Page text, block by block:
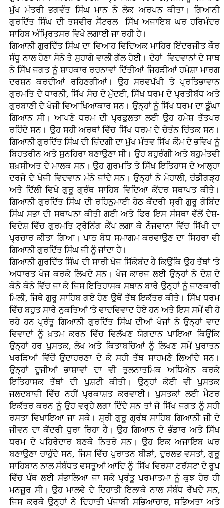
ਮੁੱਖ ਮੰਤਰੀ ਭਗਵੰਤ ਸਿੰਘ ਮਾਨ ਨੇ ਲੋਕ ਅਰਪਨ ਕੀਤਾ। ਗਿਆਨੀ
ਗੁਰਦਿੱਤ ਸਿੰਘ ਦੀ ਤਸਵੀਰ ਸੈਂਟਰਲ ਸਿੱਖ ਅਜਾਇਬ ਘਰ ਹਰਿਮੰਦਰ
ਸਾਹਿਬ ਅੰਮ੍ਰਿਤਸਰ ਵਿਖੇ ਲਗਾਈ ਜਾ ਰਹੀ ਹੈ।
ਗਿਆਨੀ ਗੁਰਦਿੱਤ ਸਿੰਘ ਦਾ ਵਿਆਹ ਵਿਦਿਅਕ ਮਾਹਿਰ ਇੰਦਰਜੀਤ ਕੌਰ
ਸੰਧੂ ਨਾਲ ਹੋਣਾ ਸੋਨੇ ਤੇ ਸੁਹਾਗੇ ਵਾਲੀ ਗੱਲ ਹੋਈ। ਦੋਹਾਂ ਵਿਦਵਾਨਾਂ ਦੇ ਸਾਥ
ਨੇ ਸਿੱਖ ਜਗਤ ਨੂੰ ਸ਼ਾਹਕਾਰ ਰਚਨਾਵਾਂ ਦਿੱਤੀਆਂ ਜਿਹੜੀਆਂ ਹਮੇਸ਼ਾ ਮਾਰਗ
ਦਰਸ਼ਨ ਕਰਦੀਆਂ ਰਹਿਣਗੀਆਂ। ਉਹ ਸਰਵਪੱਖੀ ਤੇ ਪ੍ਰਤਿਭਾਵਾਨ
ਗੁਰਮਤਿ ਦੇ ਧਾਰਨੀ, ਸਿੱਖ ਸੋਚ ਦੇ ਮੁੱਦਈ, ਸਿੱਖ ਧਰਮ ਦੇ ਪ੍ਰਤੀਬੱਧ ਅਤੇ
ਗੁਰਬਾਣੀ ਦੇ ਖੋਜੀ ਵਿਆਖਿਆਕਾਰ ਸਨ। ਉਨ੍ਹਾਂ ਨੂੰ ਸਿੱਖ ਧਰਮ ਦਾ ਡੂੰਘਾ
ਗਿਆਨ ਸੀ। ਆਪਣੇ ਧਰਮ ਦੀ ਪ੍ਰਫੁਲਤਾ ਲਈ ਉਹ ਹਮੇਸ਼ ਤੱਤਪਰ
ਰਹਿੰਦੇ ਸਨ। ਉਹ ਸਹੀ ਅਰਥਾਂ ਵਿੱਚ ਸਿੱਖ ਧਰਮ ਦੇ ਚੇਤੰਨ ਚਿੰਤਕ ਸਨ।
ਗਿਆਨੀ ਗੁਰਦਿੱਤ ਸਿੰਘ ਦੀ ਜ਼ਿੰਦਗੀ ਦਾ ਮੁੱਖ ਮੰਤਵ ਸਿੱਖ ਕੌਮ ਦੇ ਭਵਿਖ ਨੂੰ
ਬਿਹਤਰੀਨ ਅਤੇ ਸੁਨਹਿਰਾ ਬਣਾਉਣਾ ਸੀ। ਉਹ ਬਹੁਰੰਗੀ ਅਤੇ ਬਹੁਮੰਤਵੀ
ਸ਼ਖ਼ਸੀਅਤ ਦੇ ਮਾਲਕ ਸਨ। ਉਹ ਗੁਰਮਤਿ ਤੇ ਸਿੱਖ ਇਤਿਹਾਸ ਦੇ ਆਲ੍ਹਾ
ਦਰਜੇ ਦੇ ਖੋਜੀ ਵਿਦਵਾਨ ਮੰਨੇ ਜਾਂਦੇ ਸਨ। ਉਨ੍ਹਾਂ ਨੇ ਮੋਹਾਲੀ, ਚੰਡੀਗੜ੍ਹ
ਅਤੇ ਦਿੱਲੀ ਵਿਖੇ ਗੁਰੂ ਗ੍ਰੰਥ ਸਾਹਿਬ ਵਿਦਿਆ ਕੇਂਦਰ ਸਥਾਪਤ ਕੀਤੇ।
ਗਿਆਨੀ ਗੁਰਦਿੱਤ ਸਿੰਘ ਦੀ ਰਹਿਨੁਮਾਈ ਹੇਠ ਕੇਂਦਰੀ ਸ੍ਰੀ ਗੁਰੂ ਗੋਬਿੰਦ
ਸਿੰਘ ਸਭਾ ਦੀ ਸਥਾਪਨਾ ਕੀਤੀ ਗਈ ਅਤੇ ਫਿਰ ਇਸ ਸੰਸਥਾ ਵੱਲੋਂ ਦੇਸ਼-
ਵਿਦੇਸ਼ ਵਿੱਚ ਗੁਰਮਤਿ ਟ੍ਰੇਨਿੰਗ ਕੈਂਪ ਲਗਾ ਕੇ ਨੌਜਵਾਨਾ ਵਿੱਚ ਸਿੱਖੀ ਦਾ
ਪ੍ਰਚਾਰ ਕੀਤਾ ਗਿਆ। ਪਾਠ ਬੋਧ ਸਮਾਗਮ ਕਰਵਾਉਣ ਦਾ ਸਿਹਰਾ ਵੀ
ਗਿਆਨੀ ਗੁਰਦਿੱਤ ਸਿੰਘ ਜੀ ਨੂੰ ਜਾਂਦਾ ਹੈ।
ਗਿਆਨੀ ਗੁਰਦਿੱਤ ਸਿੰਘ ਦੀ ਸਾਰੀ ਖੋਜ ਸਿੱਕੇਬੰਦ ਹੈ ਕਿਉਂਕਿ ਉਹ ਤੱਥਾਂ 'ਤੇ
ਅਧਾਰਤ ਖੋਜ ਕਰਕੇ ਲਿਖਦੇ ਸਨ। ਖੋਜ ਕਾਰਜ ਲਈ ਉਨ੍ਹਾਂ ਨੇ ਦੇਸ਼ ਦੇ
ਕੋਨੇ ਕੋਨੇ ਵਿੱਚ ਜਾ ਕੇ ਜਿਸ ਇਤਿਹਾਸਕ ਸਥਾਨ ਬਾਰੇ ਉਨ੍ਹਾਂ ਨੂੰ ਜਾਣਕਾਰੀ
ਮਿਲੀ, ਜਿਥੇ ਗੁਰੂ ਸਾਹਿਬ ਗਏ ਹੋਣ ਉਥੋਂ ਤੱਥ ਇਕੱਤਰ ਕੀਤੇ। ਸਿੱਖ ਧਰਮ
ਵਿੱਚ ਬਹੁਤ ਸਾਰੇ ਨੁਕਤਿਆਂ 'ਤੇ ਵਾਦਵਿਵਾਦ ਹੋਏ ਹਨ ਅਤੇ ਇਸ ਸਮੇਂ ਵੀ ਹੋ
ਰਹੇ ਹਨ ਪ੍ਰੰਤੂ ਗਿਆਨੀ ਗੁਰਦਿੱਤ ਸਿੰਘ ਦੀਆਂ ਖੋਜਾਂ ਨੇ ਉਨ੍ਹਾਂ ਵਾਦ
ਵਿਵਾਦਾਂ ਨੂੰ ਖ਼ਤਮ ਕਰਨ ਵਿੱਚ ਵਿਲੱਖਣ ਯੋਗਦਾਨ ਪਾਇਆ ਕਿਉਂਕਿ
ਉਨ੍ਹਾਂ ਹਰ ਪੁਸਤਕ, ਲੇਖ ਅਤੇ ਕਿਤਾਬਚਿਆਂ ਨੂੰ ਲਿਖਣ ਸਮੇਂ ਪੁਰਾਤਨ
ਖਰੜਿਆਂ ਵਿੱਚੋਂ ਉਦਾਹਰਣਾ ਦੇ ਕੇ ਸਹੀ ਤੱਥ ਸਾਹਮਣੇ ਲਿਆਂਦੇ ਸਨ।
ਉਨ੍ਹਾਂ ਦੂਜੀਆਂ ਭਾਸ਼ਾਵਾਂ ਦਾ ਵੀ ਤੁਲਨਾਤਮਿਕ ਅਧਿਐਨ ਕਰਕੇ
ਇਤਿਹਾਸਕ ਤੱਥਾਂ ਦੀ ਪੁਸ਼ਟੀ ਕੀਤੀ। ਉਨ੍ਹਾਂ ਕੋਈ ਵੀ ਪੁਸਤਕ
ਜਲਦਬਾਜ਼ੀ ਵਿੱਚ ਨਹੀਂ ਪ੍ਰਕਾਸ਼ਤ ਕਰਵਾਈ। ਪੁਸਤਕਾਂ ਲਈ ਮੈਟਰ
ਇਕੱਤਰ ਕਰਨ ਨੂੰ ਉਹ ਵਰ੍ਹੇ ਲਗਾ ਦਿੰਦੇ ਸਨ ਤਾਂ ਜੋ ਸਿੱਖ ਜਗਤ ਨੂੰ ਸਹੀ
ਰਸਤਾ ਵਿਖਾਇਆ ਜਾ ਸਕੇ। ਸ੍ਰੀ ਗੁਰੂ ਗ੍ਰੰਥ ਸਾਹਿਬ ਗਿਆਨੀ ਜੀ ਦੇ
ਜੀਵਨ ਦਾ ਕੇਂਦਰੀ ਧੁਰਾ ਰਿਹਾ ਹੈ। ਉਹ ਗਿਆਨ ਦੇ ਭੰਡਾਰ ਅਤੇ ਸਿੱਖ
ਧਰਮ ਦੇ ਪਹਿਰੇਦਾਰ ਬਣਕੇ ਨਿਤਰੇ ਸਨ। ਉਹ ਇਕ ਅਜਾਇਬ ਘਰ
ਬਣਾਉਣਾ ਚਾਹੁੰਦੇ ਸਨ, ਜਿਸ ਵਿੱਚ ਪੁਰਾਤਨ ਬੀੜਾਂ, ਦੁਰਲਭ ਵਸਤਾਂ, ਗੁਰੂ
ਸਾਹਿਬਾਨ ਨਾਲ ਸੰਬੰਧਤ ਵਸਤੂਆਂ ਆਦਿ ਨੂੰ 'ਸਿੱਖ ਵਿਰਸਾ ਟਰੱਸਟ' ਦੇ ਰੂਪ
ਵਿੱਚ ਪੰਥ ਲਈ ਸੰਭਾਲਿਆ ਜਾ ਸਕੇ ਪ੍ਰੰਤੂ ਪਰਮਾਤਮਾ ਨੂੰ ਕੁਝ ਹੋਰ ਹੀ
ਮਨਜ਼ੂਰ ਸੀ। ਉਹ ਮਾਲਵੇ ਦੇ ਦਿਹਾਤੀ ਇਲਾਕੇ ਨਾਲ ਸੰਬੰਧ ਰੱਖਦੇ ਸਨ,
ਜਿਸ ਕਰਕੇ ਉਨ੍ਹਾਂ ਨੇ ਦਿਹਾਤੀ ਪੰਜਾਬੀ ਸਭਿਆਚਾਰ, ਸਭਿਅਤਾ ਅਤੇ